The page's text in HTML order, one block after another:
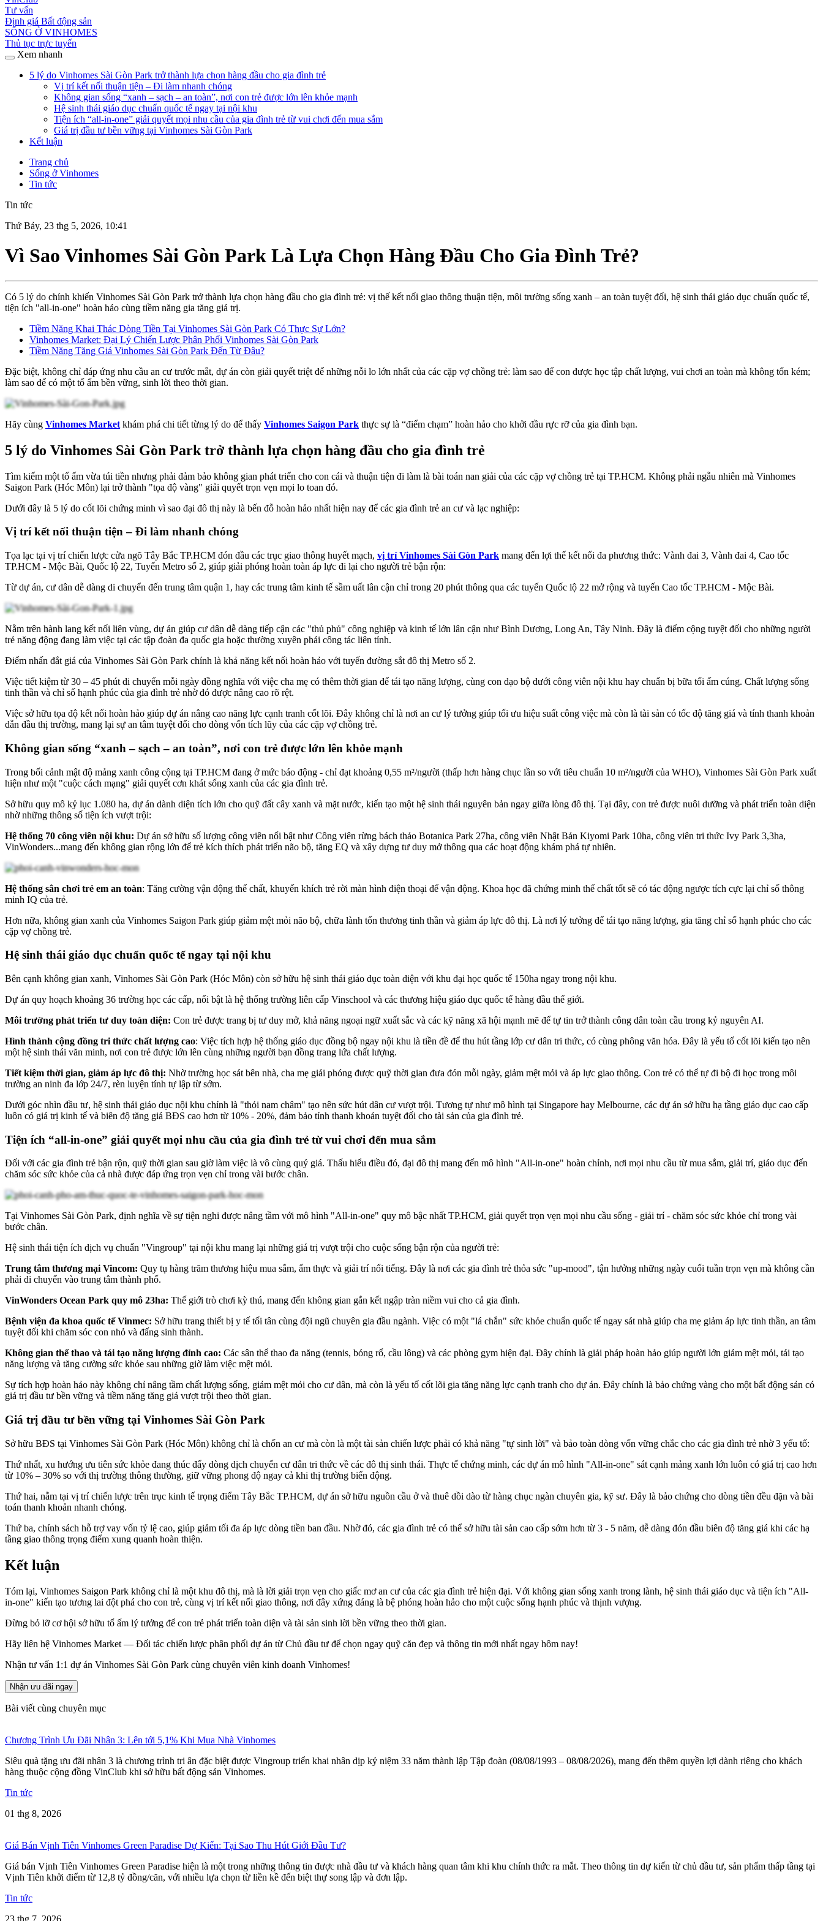
Tư vấn
Định giá Bất động sản
SỐNG Ở VINHOMES
Thủ tục trực tuyến
Xem nhanh
5 lý do Vinhomes Sài Gòn Park trở thành lựa chọn hàng đầu cho gia đình trẻ
Vị trí kết nối thuận tiện – Đi làm nhanh chóng
Không gian sống “xanh – sạch – an toàn”, nơi con trẻ được lớn lên khỏe mạnh
Hệ sinh thái giáo dục chuẩn quốc tế ngay tại nội khu
Tiện ích “all-in-one” giải quyết mọi nhu cầu của gia đình trẻ từ vui chơi đến mua sắm
Giá trị đầu tư bền vững tại Vinhomes Sài Gòn Park
Kết luận
Trang chủ
Sống ở Vinhomes
Tin tức
Tin tức
Thứ Bảy, 23 thg 5, 2026, 10:41
Vì Sao Vinhomes Sài Gòn Park Là Lựa Chọn Hàng Đầu Cho Gia Đình Trẻ?
Có 5 lý do chính khiến Vinhomes Sài Gòn Park trở thành lựa chọn hàng đầu cho gia đình trẻ: vị thế kết nối giao thông thuận tiện, môi trường sống xanh – an toàn tuyệt đối, hệ sinh thái giáo dục chuẩn quốc tế,
tiện ích "all-in-one" hoàn hảo cùng tiềm năng gia tăng giá trị.
Tiềm Năng Khai Thác Dòng Tiền Tại Vinhomes Sài Gòn Park Có Thực Sự Lớn?
Vinhomes Market: Đại Lý Chiến Lược Phân Phối Vinhomes Sài Gòn Park
Tiềm Năng Tăng Giá Vinhomes Sài Gòn Park Đến Từ Đâu?
Đặc biệt, không chỉ đáp ứng nhu cầu an cư trước mắt, dự án còn giải quyết triệt để những nỗi lo lớn nhất của các cặp vợ chồng trẻ: làm sao để con được học tập chất lượng, vui chơi an toàn mà không tốn kém;
làm sao để có một tổ ấm bền vững, sinh lời theo thời gian.
Hãy cùng Vinhomes Market khám phá chi tiết từng lý do để thấy Vinhomes Saigon Park thực sự là “điểm chạm” hoàn hảo cho khởi đầu rực rỡ của gia đình bạn.
5 lý do Vinhomes Sài Gòn Park trở thành lựa chọn hàng đầu cho gia đình trẻ
Tìm kiếm một tổ ấm vừa túi tiền nhưng phải đảm bảo không gian phát triển cho con cái và thuận tiện đi làm là bài toán nan giải của các cặp vợ chồng trẻ tại TP.HCM. Không phải ngẫu nhiên mà Vinhomes
Saigon Park (Hóc Môn) lại trở thành "tọa độ vàng" giải quyết trọn vẹn mọi lo toan đó.
Dưới đây là 5 lý do cốt lõi chứng minh vì sao đại đô thị này là bến đỗ hoàn hảo nhất hiện nay để các gia đình trẻ an cư và lạc nghiệp:
Vị trí kết nối thuận tiện – Đi làm nhanh chóng
Tọa lạc tại vị trí chiến lược cửa ngõ Tây Bắc TP.HCM đón đầu các trục giao thông huyết mạch, vị trí Vinhomes Sài Gòn Park mang đến lợi thế kết nối đa phương thức: Vành đai 3, Vành đai 4, Cao tốc
TP.HCM - Mộc Bài, Quốc lộ 22, Tuyến Metro số 2, giúp giải phóng hoàn toàn áp lực đi lại cho người trẻ bận rộn:
Từ dự án, cư dân dễ dàng di chuyển đến trung tâm quận 1, hay các trung tâm kinh tế sầm uất lân cận chỉ trong 20 phút thông qua các tuyến Quốc lộ 22 mở rộng và tuyến Cao tốc TP.HCM - Mộc Bài.
Nằm trên hành lang kết nối liên vùng, dự án giúp cư dân dễ dàng tiếp cận các "thủ phủ" công nghiệp và kinh tế lớn lân cận như Bình Dương, Long An, Tây Ninh. Đây là điểm cộng tuyệt đối cho những người
trẻ năng động đang làm việc tại các tập đoàn đa quốc gia hoặc thường xuyên phải công tác liên tỉnh.
Điểm nhấn đắt giá của Vinhomes Sài Gòn Park chính là khả năng kết nối hoàn hảo với tuyến đường sắt đô thị Metro số 2.
Việc tiết kiệm từ 30 – 45 phút di chuyển mỗi ngày đồng nghĩa với việc cha mẹ có thêm thời gian để tái tạo năng lượng, cùng con dạo bộ dưới công viên nội khu hay chuẩn bị bữa tối ấm cúng. Chất lượng sống
tinh thần và chỉ số hạnh phúc của gia đình trẻ nhờ đó được nâng cao rõ rệt.
Việc sở hữu tọa độ kết nối hoàn hảo giúp dự án nâng cao năng lực cạnh tranh cốt lõi. Đây không chỉ là nơi an cư lý tưởng giúp tối ưu hiệu suất công việc mà còn là tài sản có tốc độ tăng giá và tính thanh khoản
dẫn đầu thị trường, mang lại sự an tâm tuyệt đối cho dòng vốn tích lũy của các cặp vợ chồng trẻ.
Không gian sống “xanh – sạch – an toàn”, nơi con trẻ được lớn lên khỏe mạnh
Trong bối cảnh mật độ mảng xanh công cộng tại TP.HCM đang ở mức báo động - chỉ đạt khoảng 0,55 m²/người (thấp hơn hàng chục lần so với tiêu chuẩn 10 m²/người của WHO), Vinhomes Sài Gòn Park xuất
hiện như một "cuộc cách mạng" giải quyết cơn khát sống xanh của các gia đình trẻ.
Sở hữu quy mô kỷ lục 1.080 ha, dự án dành diện tích lớn cho quỹ đất cây xanh và mặt nước, kiến tạo một hệ sinh thái nguyên bản ngay giữa lòng đô thị. Tại đây, con trẻ được nuôi dưỡng và phát triển toàn diện
nhờ những thông số tiện ích vượt trội:
Hệ thống 70 công viên nội khu: Dự án sở hữu số lượng công viên nổi bật như Công viên rừng bách thảo Botanica Park 27ha, công viên Nhật Bản Kiyomi Park 10ha, công viên tri thức Ivy Park 3,3ha,
VinWonders...mang đến không gian rộng lớn để trẻ kích thích phát triển não bộ, tăng EQ và xây dựng tư duy mở thông qua các hoạt động khám phá tự nhiên.
Hệ thống sân chơi trẻ em an toàn: Tăng cường vận động thể chất, khuyến khích trẻ rời màn hình điện thoại để vận động. Khoa học đã chứng minh thể chất tốt sẽ có tác động ngược tích cực lại chỉ số thông
minh IQ của trẻ.
Hơn nữa, không gian xanh của Vinhomes Saigon Park giúp giảm mệt mỏi não bộ, chữa lành tổn thương tinh thần và giảm áp lực đô thị. Là nơi lý tưởng để tái tạo năng lượng, gia tăng chỉ số hạnh phúc cho các
cặp vợ chồng trẻ.
Hệ sinh thái giáo dục chuẩn quốc tế ngay tại nội khu
Bên cạnh không gian xanh, Vinhomes Sài Gòn Park (Hóc Môn) còn sở hữu hệ sinh thái giáo dục toàn diện với khu đại học quốc tế 150ha ngay trong nội khu.
Dự án quy hoạch khoảng 36 trường học các cấp, nổi bật là hệ thống trường liên cấp Vinschool và các thương hiệu giáo dục quốc tế hàng đầu thế giới.
Môi trường phát triển tư duy toàn diện: Con trẻ được trang bị tư duy mở, khả năng ngoại ngữ xuất sắc và các kỹ năng xã hội mạnh mẽ để tự tin trở thành công dân toàn cầu trong kỷ nguyên AI.
Hình thành cộng đồng tri thức chất lượng cao: Việc tích hợp hệ thống giáo dục đồng bộ ngay nội khu là tiền đề để thu hút tầng lớp cư dân tri thức, có cùng phông văn hóa. Đây là yếu tố cốt lõi kiến tạo nên
một hệ sinh thái văn minh, nơi con trẻ được lớn lên cùng những người bạn đồng trang lứa chất lượng.
Tiết kiệm thời gian, giảm áp lực đô thị: Nhờ trường học sát bên nhà, cha mẹ giải phóng được quỹ thời gian đưa đón mỗi ngày, giảm mệt mỏi và áp lực giao thông. Con trẻ có thể tự đi bộ đi học trong môi
trường an ninh đa lớp 24/7, rèn luyện tính tự lập từ sớm.
Dưới góc nhìn đầu tư, hệ sinh thái giáo dục nội khu chính là "thỏi nam châm" tạo nên sức hút dân cư vượt trội. Tương tự như mô hình tại Singapore hay Melbourne, các dự án sở hữu hạ tầng giáo dục cao cấp
luôn có giá trị kinh tế và biên độ tăng giá BĐS cao hơn từ 10% - 20%, đảm bảo tính thanh khoản tuyệt đối cho tài sản của gia đình trẻ.
Tiện ích “all-in-one” giải quyết mọi nhu cầu của gia đình trẻ từ vui chơi đến mua sắm
Đối với các gia đình trẻ bận rộn, quỹ thời gian sau giờ làm việc là vô cùng quý giá. Thấu hiểu điều đó, đại đô thị mang đến mô hình "All-in-one" hoàn chỉnh, nơi mọi nhu cầu từ mua sắm, giải trí, giáo dục đến
chăm sóc sức khỏe của cả nhà được đáp ứng trọn vẹn chỉ trong vài bước chân.
Tại Vinhomes Sài Gòn Park, định nghĩa về sự tiện nghi được nâng tầm với mô hình "All-in-one" quy mô bậc nhất TP.HCM, giải quyết trọn vẹn mọi nhu cầu sống - giải trí - chăm sóc sức khỏe chỉ trong vài
bước chân.
Hệ sinh thái tiện ích dịch vụ chuẩn "Vingroup" tại nội khu mang lại những giá trị vượt trội cho cuộc sống bận rộn của người trẻ:
Trung tâm thương mại Vincom: Quy tụ hàng trăm thương hiệu mua sắm, ẩm thực và giải trí nổi tiếng. Đây là nơi các gia đình trẻ thỏa sức "up-mood", tận hưởng những ngày cuối tuần trọn vẹn mà không cần
phải di chuyển vào trung tâm thành phố.
VinWonders Ocean Park quy mô 23ha: Thế giới trò chơi kỳ thú, mang đến không gian gắn kết ngập tràn niềm vui cho cả gia đình.
Bệnh viện đa khoa quốc tế Vinmec: Sở hữu trang thiết bị y tế tối tân cùng đội ngũ chuyên gia đầu ngành. Việc có một "lá chắn" sức khỏe chuẩn quốc tế ngay sát nhà giúp cha mẹ giảm áp lực tinh thần, an tâm
tuyệt đối khi chăm sóc con nhỏ và đấng sinh thành.
Không gian thể thao và tái tạo năng lượng đỉnh cao: Các sân thể thao đa năng (tennis, bóng rổ, cầu lông) và các phòng gym hiện đại. Đây chính là giải pháp hoàn hảo giúp người lớn giảm mệt mỏi, tái tạo
năng lượng và tăng cường sức khỏe sau những giờ làm việc mệt mỏi.
Sự tích hợp hoàn hảo này không chỉ nâng tầm chất lượng sống, giảm mệt mỏi cho cư dân, mà còn là yếu tố cốt lõi gia tăng năng lực cạnh tranh cho dự án. Đây chính là bảo chứng vàng cho một bất động sản có
giá trị đầu tư bền vững và tiềm năng tăng giá vượt trội theo thời gian.
Giá trị đầu tư bền vững tại Vinhomes Sài Gòn Park
Sở hữu BĐS tại Vinhomes Sài Gòn Park (Hóc Môn) không chỉ là chốn an cư mà còn là một tài sản chiến lược phải có khả năng "tự sinh lời" và bảo toàn dòng vốn vững chắc cho các gia đình trẻ nhờ 3 yếu tố:
Thứ nhất, xu hướng ưu tiên sức khỏe đang thúc đẩy dòng dịch chuyển cư dân tri thức về các đô thị sinh thái. Thực tế chứng minh, các dự án mô hình "All-in-one" sát cạnh mảng xanh lớn luôn có giá trị cao hơn
từ 10% – 30% so với thị trường thông thường, giữ vững phong độ ngay cả khi thị trường biến động.
Thứ hai, nằm tại vị trí chiến lược trên trục kinh tế trọng điểm Tây Bắc TP.HCM, dự án sở hữu nguồn cầu ở và thuê dồi dào từ hàng chục ngàn chuyên gia, kỹ sư. Đây là bảo chứng cho dòng tiền đều đặn và bài
toán thanh khoản nhanh chóng.
Thứ ba, chính sách hỗ trợ vay vốn tỷ lệ cao, giúp giảm tối đa áp lực dòng tiền ban đầu. Nhờ đó, các gia đình trẻ có thể sở hữu tài sản cao cấp sớm hơn từ 3 - 5 năm, dễ dàng đón đầu biên độ tăng giá khi các hạ
tầng giao thông trọng điểm xung quanh hoàn thiện.
Kết luận
Tóm lại, Vinhomes Saigon Park không chỉ là một khu đô thị, mà là lời giải trọn vẹn cho giấc mơ an cư của các gia đình trẻ hiện đại. Với không gian sống xanh trong lành, hệ sinh thái giáo dục và tiện ích "All-
in-one" kiến tạo tương lai đột phá cho con trẻ, cùng vị trí kết nối giao thông, nơi đây xứng đáng là bệ phóng hoàn hảo cho một cuộc sống hạnh phúc và thịnh vượng.
Đừng bỏ lỡ cơ hội sở hữu tổ ấm lý tưởng để con trẻ phát triển toàn diện và tài sản sinh lời bền vững theo thời gian.
Hãy liên hệ Vinhomes Market — Đối tác chiến lược phân phối dự án từ Chủ đầu tư để chọn ngay quỹ căn đẹp và thông tin mới nhất ngay hôm nay!
Nhận tư vấn 1:1 dự án Vinhomes Sài Gòn Park cùng chuyên viên kinh doanh Vinhomes!
Nhận ưu đãi ngay
Bài viết cùng chuyên mục
Chương Trình Ưu Đãi Nhân 3: Lên tới 5,1% Khi Mua Nhà Vinhomes
Siêu quà tặng ưu đãi nhân 3 là chương trình tri ân đặc biệt được Vingroup triển khai nhân dịp kỷ niệm 33 năm thành lập Tập đoàn (08/08/1993 – 08/08/2026), mang đến thêm quyền lợi dành riêng cho khách
hàng thuộc cộng đồng VinClub khi sở hữu bất động sản Vinhomes.
Tin tức
01 thg 8, 2026
Giá Bán Vịnh Tiên Vinhomes Green Paradise Dự Kiến: Tại Sao Thu Hút Giới Đầu Tư?
Giá bán Vịnh Tiên Vinhomes Green Paradise hiện là một trong những thông tin được nhà đầu tư và khách hàng quan tâm khi khu chính thức ra mắt. Theo thông tin dự kiến từ chủ đầu tư, sản phẩm thấp tầng tại
Vịnh Tiên khởi điểm từ 12,8 tỷ đồng/căn, với nhiều lựa chọn từ liền kề đến biệt thự song lập và đơn lập.
Tin tức
23 thg 7, 2026